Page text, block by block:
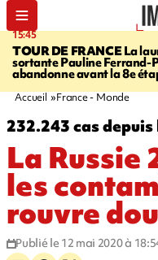
15:45
TOUR DE FRANCELa
sortante Pauline Ferrand-
abandonne avant la 8e
Accueil France - Monde
232.243 cas
La Russie
les
rouvre
Publié le 12 mai 2020 à